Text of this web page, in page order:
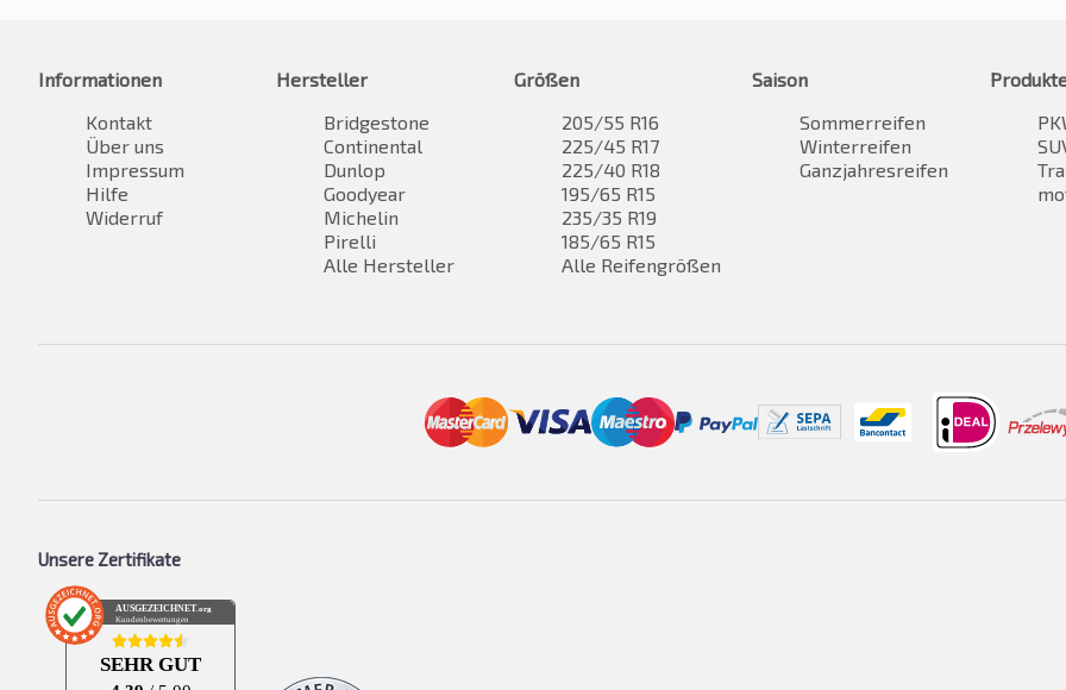
Informationen
Kontakt
Über uns
Impressum
Hilfe
Widerruf
Hersteller
Bridgestone
Continental
Dunlop
Goodyear
Michelin
Pirelli
Alle Hersteller
Größen
205/55 R16
225/45 R17
225/40 R18
195/65 R15
235/35 R19
185/65 R15
Alle Reifengrößen
Saison
Sommerreifen
Winterreifen
Ganzjahresreifen
Unsere Zertifikate
AUSGEZEICHNET.org
Kundenbewertungen
SEHR GUT